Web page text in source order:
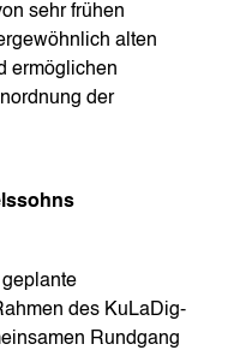
sehr frühen
alten
ermöglichen
der
des KuLaDig-
Rundgang